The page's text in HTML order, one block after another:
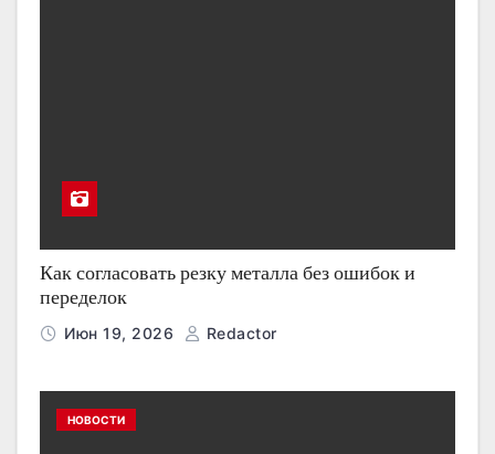
Как согласовать резку металла без ошибок и
переделок
Июн 19, 2026 Redactor
НОВОСТИ